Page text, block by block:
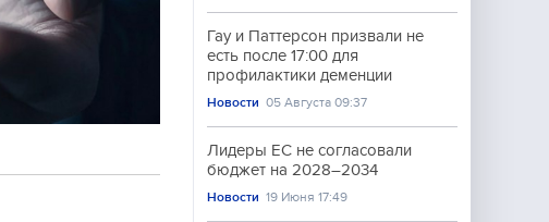
Гау и Паттерсон призвали не
есть после 17:00 для
профилактики деменции
Новости 05 Августа 09:37
Лидеры ЕС не согласовали
бюджет на 2028–2034
Новости 19 Июня 17:49